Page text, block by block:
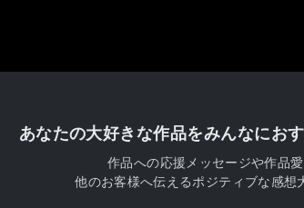
あなたの大好きな作品をみんなにお
作品への応援メッセージや作品
他のお客様へ伝えるポジティブな感想